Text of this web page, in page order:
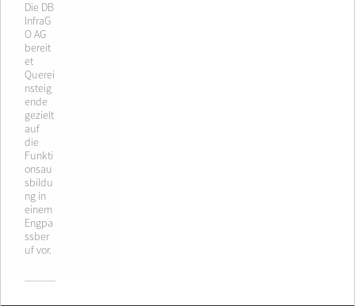
Die DB
InfraG
O AG
bereit
et
Querei
nsteig
ende
gezielt
auf
die
Funkti
onsau
sbildu
ng in
einem
Engpa
ssber
uf vor.